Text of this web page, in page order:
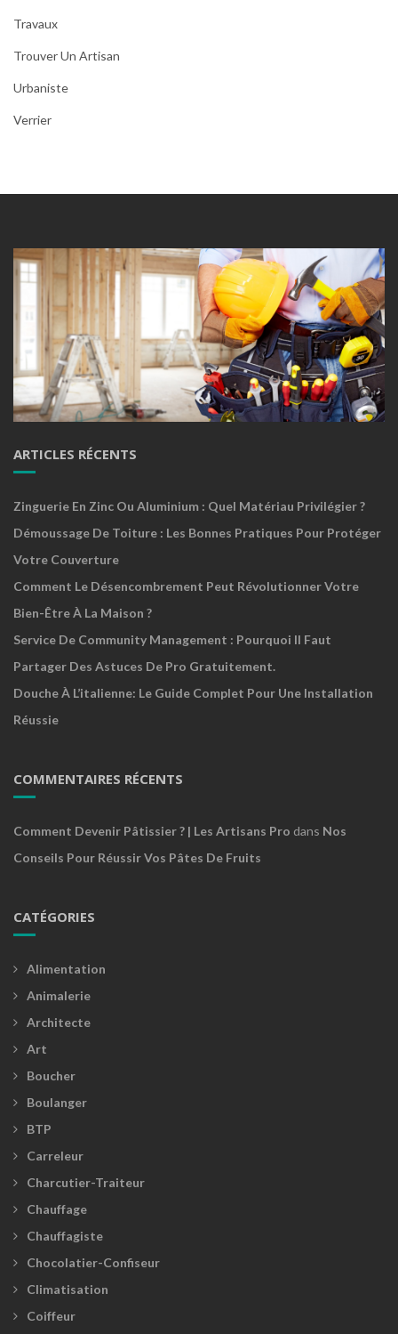
Travaux
Trouver Un Artisan
Urbaniste
Verrier
ARTICLES RÉCENTS
Zinguerie En Zinc Ou Aluminium : Quel Matériau Privilégier ?
Démoussage De Toiture : Les Bonnes Pratiques Pour Protéger
Votre Couverture
Comment Le Désencombrement Peut Révolutionner Votre
Bien-Être À La Maison ?
Service De Community Management : Pourquoi Il Faut
Partager Des Astuces De Pro Gratuitement.
Douche À L’italienne: Le Guide Complet Pour Une Installation
Réussie
COMMENTAIRES RÉCENTS
Comment Devenir Pâtissier ? | Les Artisans Pro dans Nos
Conseils Pour Réussir Vos Pâtes De Fruits
CATÉGORIES
Alimentation
Animalerie
Architecte
Art
Boucher
Boulanger
BTP
Carreleur
Charcutier-Traiteur
Chauffage
Chauffagiste
Chocolatier-Confiseur
Climatisation
Coiffeur